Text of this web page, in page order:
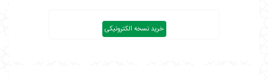
خرید نسخه الکترونیکی